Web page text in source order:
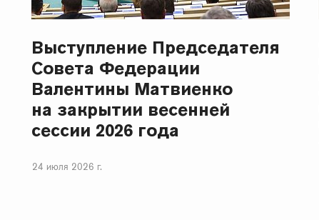
Выступление Председателя
Совета Федерации
Валентины Матвиенко
на закрытии весенней
сессии 2026 года
24 июля 2026 г.